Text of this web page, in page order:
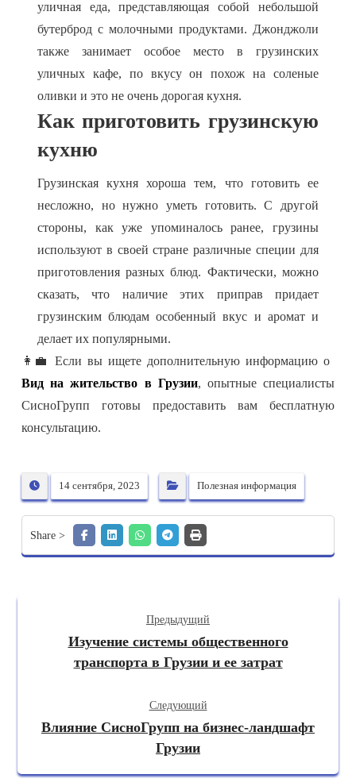
уличная еда, представляющая собой небольшой
бутерброд с молочными продуктами. Джонджоли
также занимает особое место в грузинских
уличных кафе, по вкусу он похож на соленые
оливки и это не очень дорогая кухня.
Как приготовить грузинскую
кухню
Грузинская кухня хороша тем, что готовить ее
несложно, но нужно уметь готовить. С другой
стороны, как уже упоминалось ранее, грузины
используют в своей стране различные специи для
приготовления разных блюд. Фактически, можно
сказать, что наличие этих приправ придает
грузинским блюдам особенный вкус и аромат и
делает их популярными.
👩‍💼 Если вы ищете дополнительную информацию о
Вид на жительство в Грузии, опытные специалисты
СисноГрупп готовы предоставить вам бесплатную
консультацию.
14 сентября, 2023 Полезная информация
Предыдущий
Изучение системы общественного
транспорта в Грузии и ее затрат
Следующий
Влияние СисноГрупп на бизнес-ландшафт
Грузии